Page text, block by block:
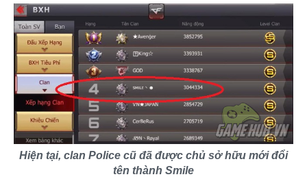
Hiện tại, clan Police cũ đã được chủ sở hữu mới đổi
tên thành Smile